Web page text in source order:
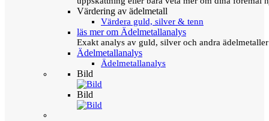
Värdering av ädelmetall
Värdera guld, silver & tenn
läs mer om Ädelmetallanalys
Exakt analys av guld, silver och andra
Ädelmetallanalys
Ädelmetallanalys
Bild
Bild